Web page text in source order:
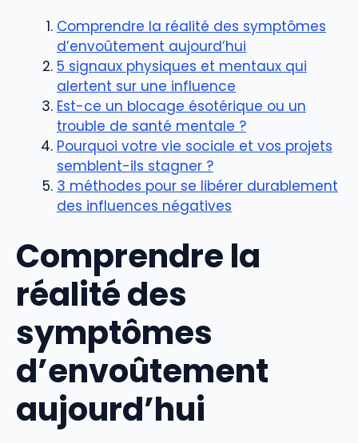
Comprendre la réalité des symptômes
d’envoûtement aujourd’hui
5 signaux physiques et mentaux qui
alertent sur une influence
Est-ce un blocage ésotérique ou un
trouble de santé mentale ?
Pourquoi votre vie sociale et vos projets
semblent-ils stagner ?
3 méthodes pour se libérer durablement
des influences négatives
Comprendre la
réalité des
symptômes
d’envoûtement
aujourd’hui